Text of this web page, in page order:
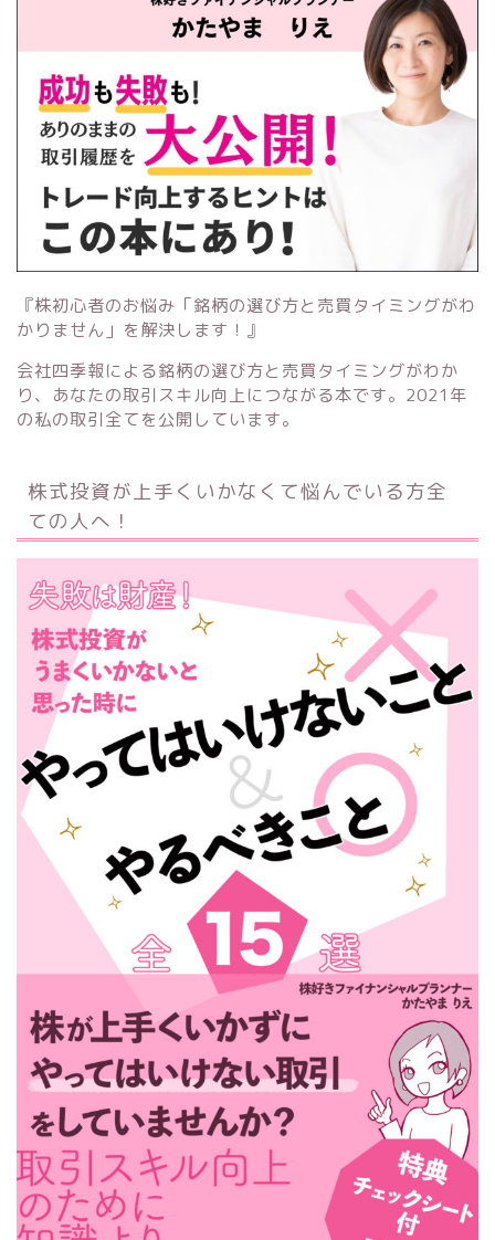
『株初心者のお悩み「銘柄の選び方と売買タイミングがわ
かりません」を解決します！』
会社四季報による銘柄の選び方と売買タイミングがわか
り、あなたの取引スキル向上につながる本です。2021年
の私の取引全てを公開しています。
株式投資が上手くいかなくて悩んでいる方全
ての人へ！